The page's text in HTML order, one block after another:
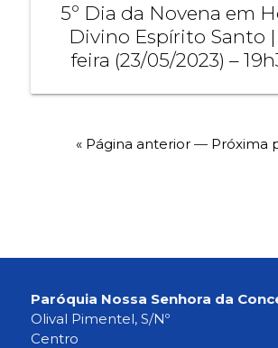
5º Dia da Novena em
Divino Espírito Santo |
feira (23/05/2023) –
« Página anterior — Próxima
Paróquia Nossa Senhora da
Olival Pimentel, S/Nº
Centro